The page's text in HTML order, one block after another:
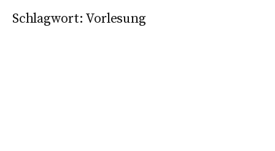
Schlagwort: Vorlesung